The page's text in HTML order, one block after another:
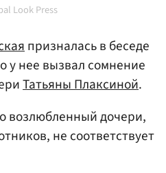
Look Press
призналась в беседе
у нее вызвал сомнение
Татьяны Плаксиной.
возлюбленный дочери,
не соответствует